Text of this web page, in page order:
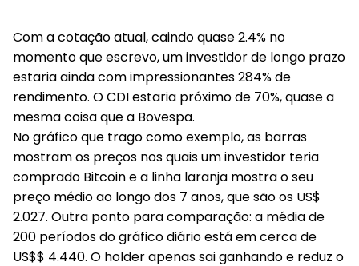
Com a cotação atual, caindo quase 2.4% no
momento que escrevo, um investidor de longo prazo
estaria ainda comimpressionantes 284% de
rendimento. O CDI estaria próximo de 70%, quase a
mesma coisa que a Bovespa.
No gráfico que trago como exemplo, as barras
mostram os preços nos quais um investidor teria
comprado Bitcoin e a linha laranja mostra o seu
preço médio ao longo dos 7 anos, que são os US$
2.027. Outra ponto para comparação: a média de
200 períodos do gráfico diário está em cerca de
US$$ 4.440. O holder apenas sai ganhando e reduz o